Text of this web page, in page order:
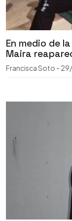
En medio de
Maira
Francisca Soto -